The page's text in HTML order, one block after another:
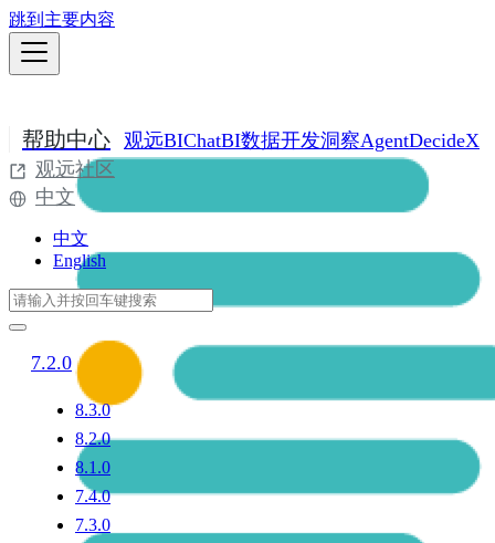
跳到主要内容
帮助中心 观远BIChatBI数据开发洞察AgentDecideX
观远社区
中文
中文
English
7.2.0
8.3.0
8.2.0
8.1.0
7.4.0
7.3.0